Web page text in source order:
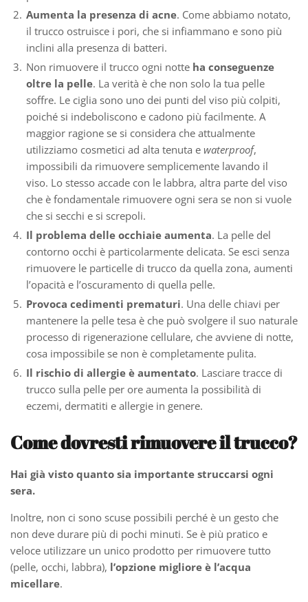
Aumenta la presenza di acne. Come abbiamo notato,
il trucco ostruisce i pori, che si infiammano e sono più
inclini alla presenza di batteri.
Non rimuovere il trucco ogni notte ha conseguenze
oltre la pelle. La verità è che non solo la tua pelle
soffre. Le ciglia sono uno dei punti del viso più colpiti,
poiché si indeboliscono e cadono più facilmente. A
maggior ragione se si considera che attualmente
utilizziamo cosmetici ad alta tenuta e waterproof,
impossibili da rimuovere semplicemente lavando il
viso. Lo stesso accade con le labbra, altra parte del viso
che è fondamentale rimuovere ogni sera se non si vuole
che si secchi e si screpoli.
Il problema delle occhiaie aumenta. La pelle del
contorno occhi è particolarmente delicata. Se esci senza
rimuovere le particelle di trucco da quella zona, aumenti
l’opacità e l’oscuramento di quella pelle.
Provoca cedimenti prematuri. Una delle chiavi per
mantenere la pelle tesa è che può svolgere il suo naturale
processo di rigenerazione cellulare, che avviene di notte,
cosa impossibile se non è completamente pulita.
Il rischio di allergie è aumentato. Lasciare tracce di
trucco sulla pelle per ore aumenta la possibilità di
eczemi, dermatiti e allergie in genere.
Come dovresti rimuovere il trucco?
Hai già visto quanto sia importante struccarsi ogni
sera.
Inoltre, non ci sono scuse possibili perché è un gesto che
non deve durare più di pochi minuti. Se è più pratico e
veloce utilizzare un unico prodotto per rimuovere tutto
(pelle, occhi, labbra), l’opzione migliore è l’acqua
micellare.